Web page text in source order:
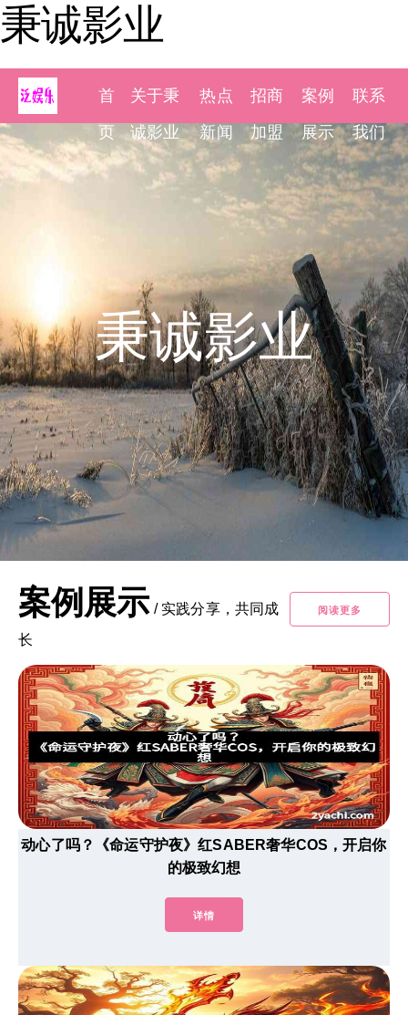
秉诚影业
首
页
关于秉
诚影业
热点
新闻
招商
加盟
案例
展示
联系
我们
秉诚影业
案例展示 / 实践分享，共同成
长
阅读更多
动心了吗？《命运守护夜》红SABER奢华COS，开启你
的极致幻想
详情